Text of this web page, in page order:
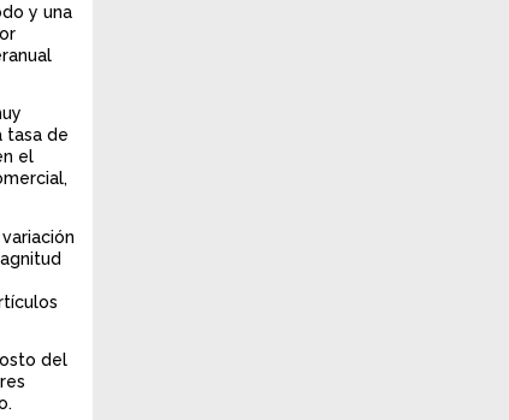
y una
tasa de
el
del